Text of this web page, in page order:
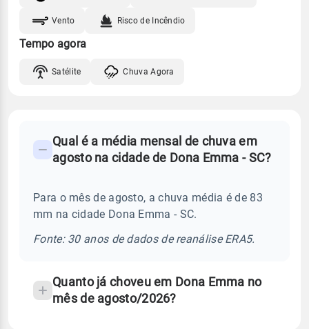
Vento Risco de Incêndio
Tempo agora
Satélite Chuva Agora
Perguntas
sobre
chuva
Qual é a média mensal de chuva em
agosto na cidade de Dona Emma - SC?
Para o mês de agosto, a chuva média é de 83
mm na cidade Dona Emma - SC.
Fonte: 30 anos de dados de reanálise ERA5.
Quanto já choveu em Dona Emma no
mês de agosto/2026?